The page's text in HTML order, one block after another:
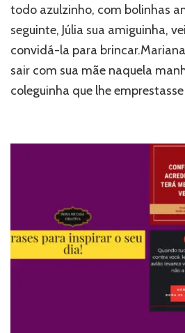
todo azulzinho, com bolinhas
seguinte, Júlia sua amiguinha,
convidá-la para
sair com sua mãe naquela
coleguinha que lhe